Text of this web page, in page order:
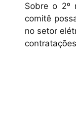
Sobre o 2º
comitê
no setor